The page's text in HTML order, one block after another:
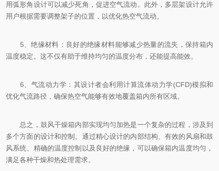
用弧形角设计可以减少死角，促进空气流动。此外，多层架设计允许
用户根据需要调整架子的位置，以优化热空气流动。
5、绝缘材料：良好的绝缘材料能够减少热量的流失，保持箱内
温度稳定。这不仅有助于维持均匀的温度分布，还能提高能效。
6、气流动力学：其设计者会利用计算流体动力学(CFD)模拟和
优化气流路径，确保热空气能够有效地覆盖箱内所有区域。
总之，鼓风干燥箱内部实现均匀加热是一个复杂的过程，涉及到
多个方面的设计和控制。通过精心设计的内部结构、有效的风扇和鼓
风系统、精确的温度控制以及良好的绝缘，可以确保箱内温度均匀，
满足各种干燥和热处理需求。